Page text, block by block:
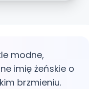
modne,
imię żeńskie o
brzmieniu.